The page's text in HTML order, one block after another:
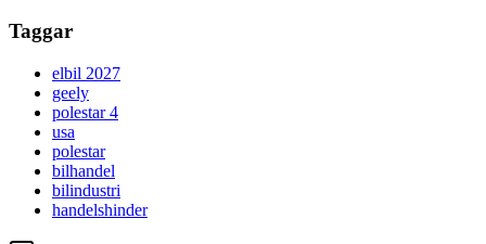
Taggar
elbil 2027
geely
polestar 4
usa
polestar
bilhandel
bilindustri
handelshinder